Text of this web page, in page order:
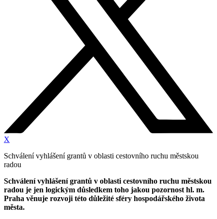
X
Schválení vyhlášení grantů v oblasti cestovního ruchu městskou
radou
Schválení vyhlášení grantů v oblasti cestovního ruchu městskou
radou je jen logickým důsledkem toho jakou pozornost hl. m.
Praha věnuje rozvoji této důležité sféry hospodářského života
města.